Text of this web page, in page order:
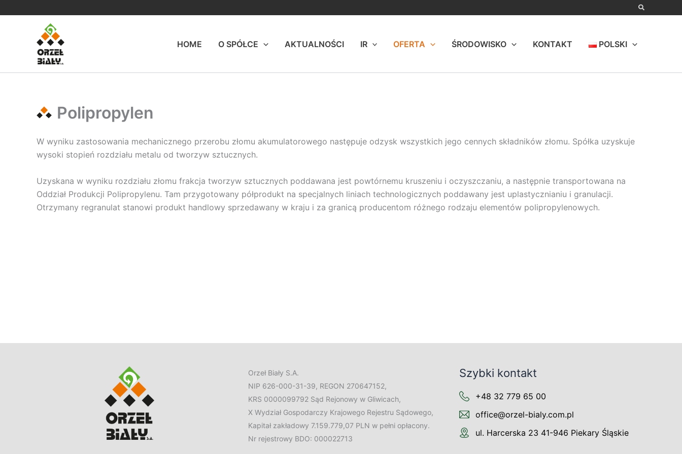
HOME
O SPÓŁCE AKTUALNOŚCI IR OFERTA ŚRODOWISKO KONTAKT POLSKI
Polipropylen
W wyniku zastosowania mechanicznego przerobu złomu akumulatorowego następuje odzysk wszystkich jego cennych składników złomu. Spółka uzyskuje
wysoki stopień rozdziału metalu od tworzyw sztucznych.
Uzyskana w wyniku rozdziału złomu frakcja tworzyw sztucznych poddawana jest powtórnemu kruszeniu i oczyszczaniu, a następnie transportowana na
Oddział Produkcji Polipropylenu. Tam przygotowany półprodukt na specjalnych liniach technologicznych poddawany jest uplastycznianiu i granulacji.
Otrzymany regranulat stanowi produkt handlowy sprzedawany w kraju i za granicą producentom różnego rodzaju elementów polipropylenowych.
Orzeł Biały S.A.
NIP 626-000-31-39, REGON 270647152,
KRS 0000099792 Sąd Rejonowy w Gliwicach,
X Wydział Gospodarczy Krajowego Rejestru Sądowego,
Kapitał zakładowy 7.159.779,07 PLN w pełni opłacony.
Nr rejestrowy BDO: 000022713
Szybki kontakt
+48 32 779 65 00
office@orzel-bialy.com.pl
ul. Harcerska 23 41-946 Piekary Śląskie